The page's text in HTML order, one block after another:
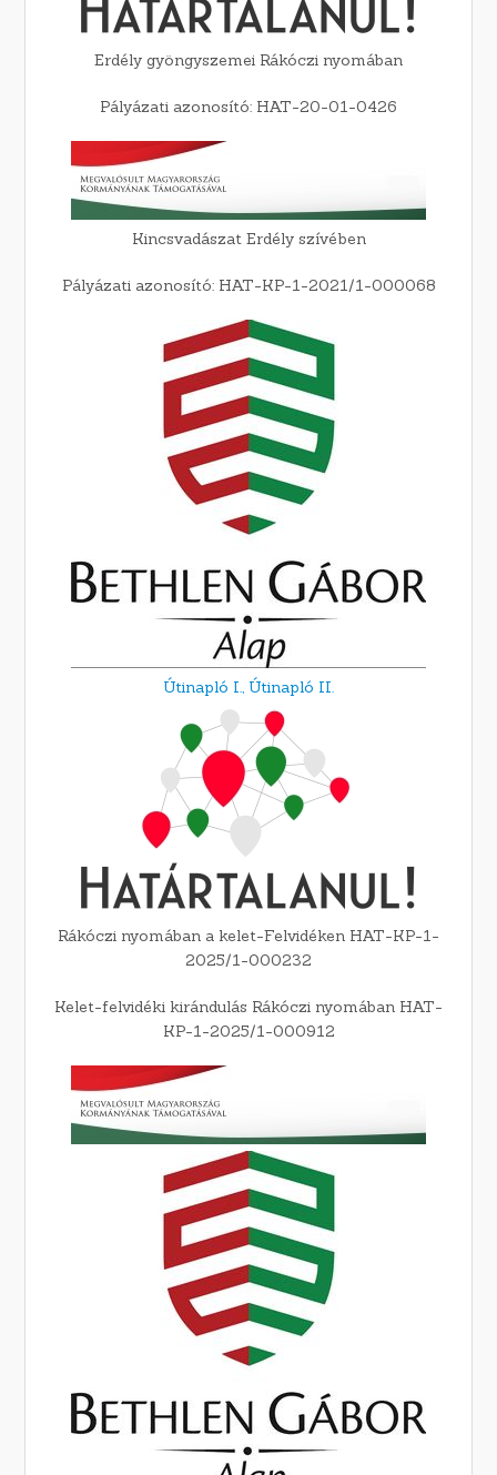
Erdély gyöngyszemei Rákóczi nyomában
Pályázati azonosító: HAT-20-01-0426
Kincsvadászat Erdély szívében
Pályázati azonosító: HAT-KP-1-2021/1-000068
Útinapló I., Útinapló II.
Rákóczi nyomában a kelet-Felvidéken HAT-KP-1-
2025/1-000232
Kelet-felvidéki kirándulás Rákóczi nyomában HAT-
KP-1-2025/1-000912